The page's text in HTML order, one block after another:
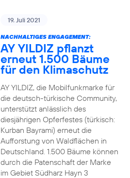
19. Juli 2021
NACHHALTIGES ENGAGEMENT:
AY YILDIZ pflanzt
erneut 1.500 Bäume
für den Klimaschutz
AY YILDIZ, die Mobilfunkmarke für
die deutsch-türkische Community,
unterstützt anlässlich des
diesjährigen Opferfestes (türkisch:
Kurban Bayrami) erneut die
Aufforstung von Waldflächen in
Deutschland. 1.500 Bäume können
durch die Patenschaft der Marke
im Gebiet Südharz Hayn 3